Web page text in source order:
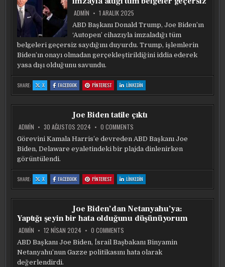
ADMIN 1 ARALIK 2025
ABD Başkanı Donald Trump, Joe Biden’ın
‘Autopen’ cihazıyla imzaladığı tüm
belgeleri geçersiz saydığını duyurdu. Trump, işlemlerin
Biden’ın onayı olmadan gerçekleştirildiğini iddia ederek
yasa dışı olduğunu savundu.
SHARE: X:
TRUMP:
UYKUCU
OTOMATIK
BELGELER
GEÇERSIZ
FACEBOOK:
TRUMP:
UYKUCU
OTOMATIK
ATTIĞI
TÜM
BELGELER
GEÇERSIZ
PINTEREST:
TRUMP:
UYKUCU
OTOMATIK
ATTIĞI
TÜM
BELGELER
GEÇERSIZ
LINKEDIN
TRUMP:
UYKUCU
OTOMATIK
ATTIĞI
TÜM
Joe Biden tatile çıktı
ADMIN 30 AĞUSTOS 2024 0 COMMENTS
BIDEN
TATILE
ÇIKTI
Görevini Kamala Harris’e devreden ABD Başkanı Joe
Biden, Delaware eyaletindeki bir plajda dinlenirken
görüntülendi.
SHARE: X:
JOE
BIDEN
ÇIKTI
FACEBOOK:
JOE
BIDEN
ÇIKTI
PINTEREST:
JOE
BIDEN
ÇIKTI
LINKEDIN
JOE
BIDEN
ÇIKTI
Joe Biden’dan Netanyahu’ya:
Yaptığı şeyin bir hata olduğunu düşünüyorum
ADMIN 12 NISAN 2024 0 COMMENTS
BIDEN’DAN
NETANYAHU’YA:
YAPTIĞI
ABD Başkanı Joe Biden, İsrail Başbakanı Binyamin
Netanyahu’nun Gazze politikasını hata olarak
değerlendirdi.